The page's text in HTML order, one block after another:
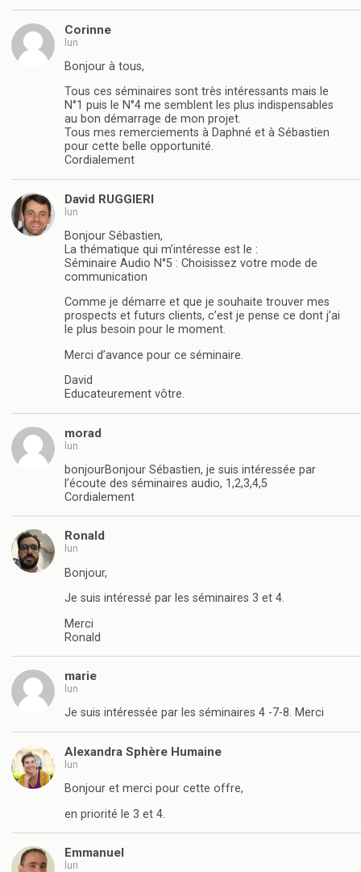
Corinne
lun
Bonjour à tous,
Tous ces séminaires sont très intéressants mais le
N°1 puis le N°4 me semblent les plus indispensables
au bon démarrage de mon projet.
Tous mes remerciements à Daphné et à Sébastien
pour cette belle opportunité.
Cordialement
David RUGGIERI
lun
Bonjour Sébastien,
La thématique qui m’intéresse est le :
Séminaire Audio N°5 : Choisissez votre mode de
communication
Comme je démarre et que je souhaite trouver mes
prospects et futurs clients, c’est je pense ce dont j’ai
le plus besoin pour le moment.
Merci d’avance pour ce séminaire.
David
Educateurement vôtre.
morad
lun
bonjourBonjour Sébastien, je suis intéressée par
l’écoute des séminaires audio, 1,2,3,4,5
Cordialement
Ronald
lun
Bonjour,
Je suis intéressé par les séminaires 3 et 4.
Merci
Ronald
marie
lun
Je suis intéressée par les séminaires 4 -7-8. Merci
Alexandra Sphère Humaine
lun
Bonjour et merci pour cette offre,
en priorité le 3 et 4.
Emmanuel
lun